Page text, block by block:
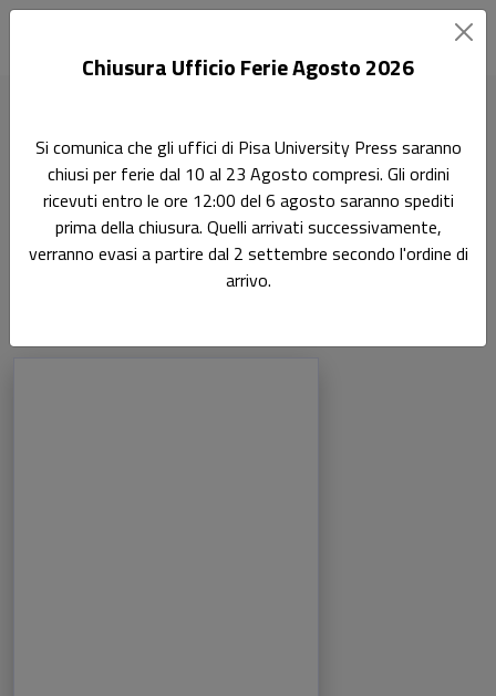
Alessandra Avanzini
Pagina di Alessandra Avanzini
Chiusura Ufficio Ferie Agosto 2026
Si comunica che gli uffici di Pisa University Press saranno
chiusi per ferie dal 10 al 23 Agosto compresi. Gli ordini
ricevuti entro le ore 12:00 del 6 agosto saranno spediti
prima della chiusura. Quelli arrivati successivamente,
verranno evasi a partire dal 2 settembre secondo l'ordine di
arrivo.